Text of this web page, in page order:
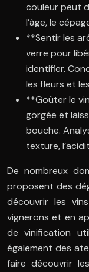
couleur peut
l’âge, le
**Sentir les
verre pour
identifier.
les fleurs et
**Goûter le
gorgée et
bouche.
texture,
De nombreux
proposent des
découvrir les
vignerons et en
de vinification
également des
faire découvrir